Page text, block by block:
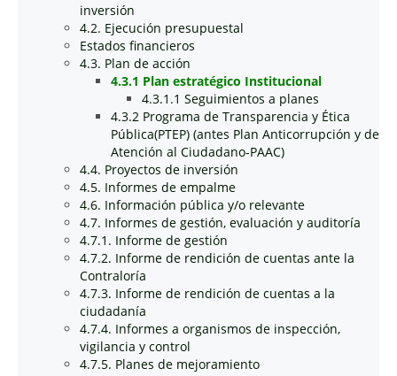
inversión
4.2. Ejecución presupuestal
Estados financieros
4.3. Plan de acción
4.3.1 Plan estratégico Institucional
4.3.1.1 Seguimientos a planes
4.3.2 Programa de Transparencia y Ética
Pública(PTEP) (antes Plan Anticorrupción y de
Atención al Ciudadano-PAAC)
4.4. Proyectos de inversión
4.5. Informes de empalme
4.6. Información pública y/o relevante
4.7. Informes de gestión, evaluación y auditoría
4.7.1. Informe de gestión
4.7.2. Informe de rendición de cuentas ante la
Contraloría
4.7.3. Informe de rendición de cuentas a la
ciudadanía
4.7.4. Informes a organismos de inspección,
vigilancia y control
4.7.5. Planes de mejoramiento